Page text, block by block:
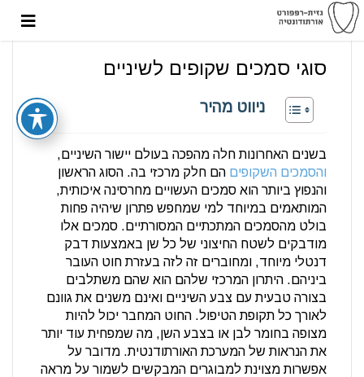
סוגי סמכים שקופים לשיניים
ניווט מהיר
בשנים האחרונות חלה מהפכה בעולם יישור השיניים,
והסמכים השקופים הם חלק מרכזי בה. הסוג הראשון
והנפוץ ביותר הוא סמכים העשויים מחרסינה איכותית,
המותאמים במיוחד למי שמחפש פתרון שיהיה פחות
בולט מהסמכים המתכתיים המסורתיים. סמכים אלו
מודבקים לשטח החיצוני של כל שן באמצעות דבק
דנטלי מיוחד, ומחוברים זה לזה בעזרת חוט העובר
ביניהם. היתרון המרכזי שלהם הוא שהם משתלבים
בצורה טבעית עם צבע השיניים ואינם משנים את גוונם
לאורך כל תקופת הטיפול. החוט המחבר יכול להיות
מצופה בחומר לבן או בצבע השן, מה שמפחית עוד יותר
את הנראות של המערכת האורתודנטית. מדובר על
אפשרות מצוינת למבוגרים המבקשים לשמור על מראה